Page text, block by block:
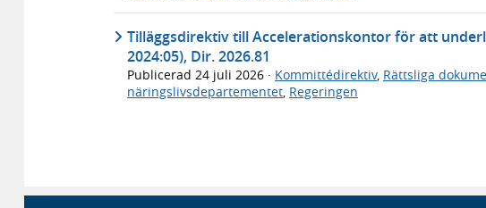
Tilläggsdirektiv till Accelerationskontor för att
2024:05), Dir. 2026.81
Publicerad 24 juli 2026 · Kommittédirektiv, Rättsliga
näringslivsdepartementet, Regeringen